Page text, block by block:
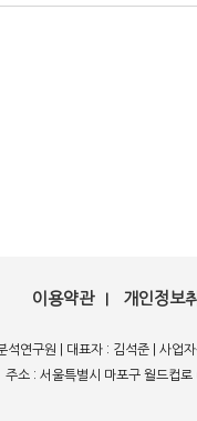
이용약관 개인정보
석연구원 | 대표자 : 김석준 | 사
주소 : 서울특별시 마포구 월드컵